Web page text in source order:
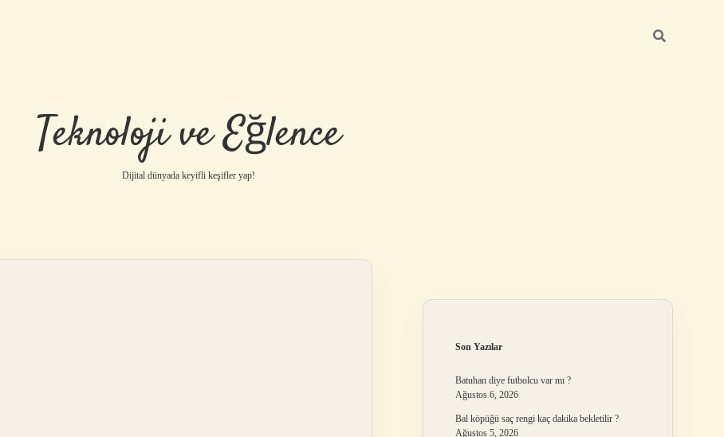
Teknoloji ve Eğlence
Dijital dünyada keyifli keşifler yap!
Son Yazılar
Batuhan diye futbolcu var mı ?
Ağustos 6, 2026
Bal köpüğü saç rengi kaç dakika bekletilir ?
Ağustos 5, 2026